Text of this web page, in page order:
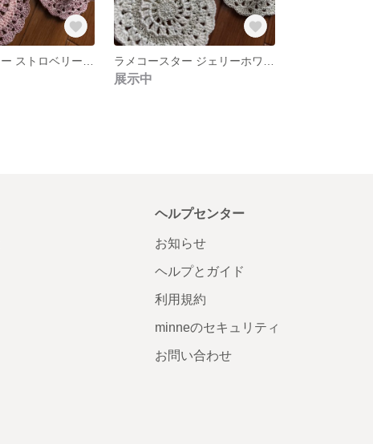
展示中
ヘルプセンター
お知らせ
ヘルプとガイド
利用規約
minneのセキュリティ
お問い合わせ